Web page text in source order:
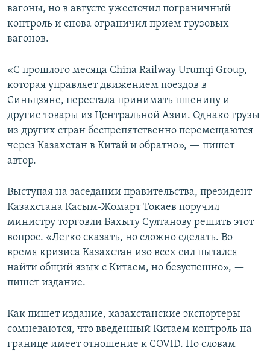
вагоны, но в августе ужесточил пограничный
контроль и снова ограничил прием грузовых
вагонов.
«С прошлого месяца China Railway Urumqi Group,
которая управляет движением поездов в
Синьцзяне, перестала принимать пшеницу и
другие товары из Центральной Азии. Однако грузы
из других стран беспрепятственно перемещаются
через Казахстан в Китай и обратно», — пишет
автор.
Выступая на заседании правительства, президент
Казахстана Касым-Жомарт Токаев поручил
министру торговли Бахыту Султанову решить этот
вопрос. «Легко сказать, но сложно сделать. Во
время кризиса Казахстан изо всех сил пытался
найти общий язык с Китаем, но безуспешно», —
пишет издание.
Как пишет издание, казахстанские экспортеры
сомневаются, что введенный Китаем контроль на
границе имеет отношение к COVID. По словам